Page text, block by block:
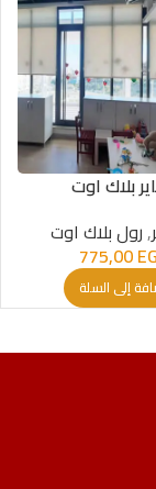
بلاك اوت
,رول بلاك اوت
775,00
إلى السلة